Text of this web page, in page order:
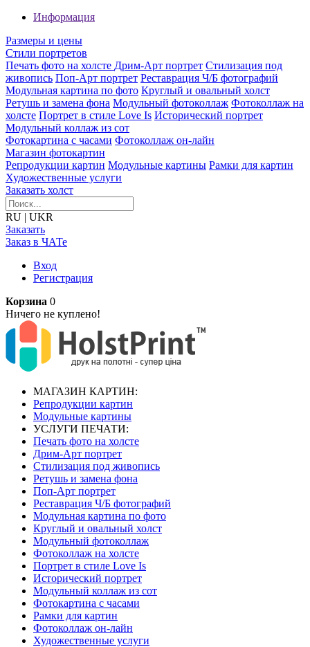
Информация
Размеры и цены
Стили портретов
Печать фото на холсте Дрим-Арт портрет Стилизация под
живопись Поп-Арт портрет Реставрация Ч/Б фотографий
Модульная картина по фото Круглый и овальный холст
Ретушь и замена фона Модульный фотоколлаж Фотоколлаж на
холсте Портрет в стиле Love Is Исторический портрет
Модульный коллаж из сот
Фотокартина с часами Фотоколлаж он-лайн
Магазин фотокартин
Репродукции картин Модульные картины Рамки для картин
Художественные услуги
Заказать холст
RU | UKR
Заказать
Заказ в ЧАТе
Вход
Регистрация
Корзина 0
Ничего не куплено!
МАГАЗИН КАРТИН:
Репродукции картин
Модульные картины
УСЛУГИ ПЕЧАТИ:
Печать фото на холсте
Дрим-Арт портрет
Стилизация под живопись
Ретушь и замена фона
Поп-Арт портрет
Реставрация Ч/Б фотографий
Модульная картина по фото
Круглый и овальный холст
Модульный фотоколлаж
Фотоколлаж на холсте
Портрет в стиле Love Is
Исторический портрет
Модульный коллаж из сот
Фотокартина с часами
Рамки для картин
Фотоколлаж он-лайн
Художественные услуги